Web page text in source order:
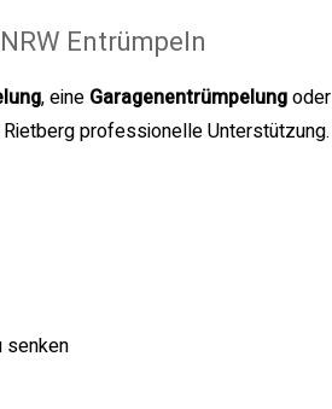
Entrümpeln
, eine Garagenentrümpelungoder
professionelle Unterstützung.
senken